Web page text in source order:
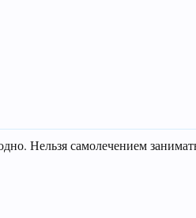
Нельзя самолечением